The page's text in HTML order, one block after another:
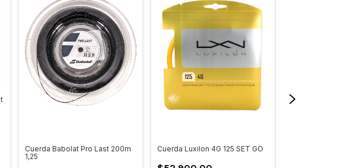
Cuerda Babolat Pro Last 200m
1,25
Cuerda Luxilon 4G 125 SET GO